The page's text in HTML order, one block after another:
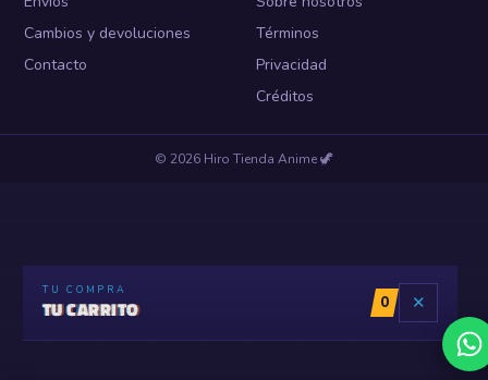
Cambios y devoluciones
Contacto
Términos
Privacidad
Créditos
© 2026 Hiro Tienda Anime🦖
TU COMPRA
TU CARRITO 0 ✕